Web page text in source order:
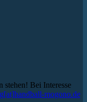
stehen! Bei Interesse
mogono.de